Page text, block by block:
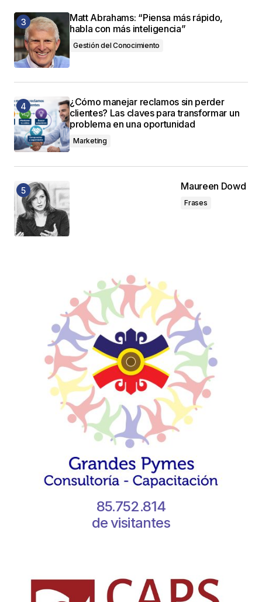
Matt Abrahams: “Piensa más rápido,
habla con más inteligencia”
Gestión del Conocimiento
¿Cómo manejar reclamos sin perder
clientes? Las claves para transformar un
problema en una oportunidad
Marketing
Maureen Dowd
Frases
85.752.814
de visitantes